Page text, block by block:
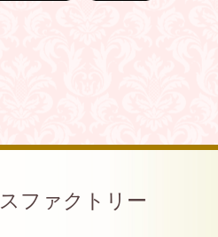
ファクトリー